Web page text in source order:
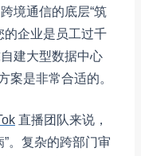
境通信的底层“筑
的企业是员工过千
建大型数据中心
案是非常合适的。
直播团队来说，
。复杂的跨部门审